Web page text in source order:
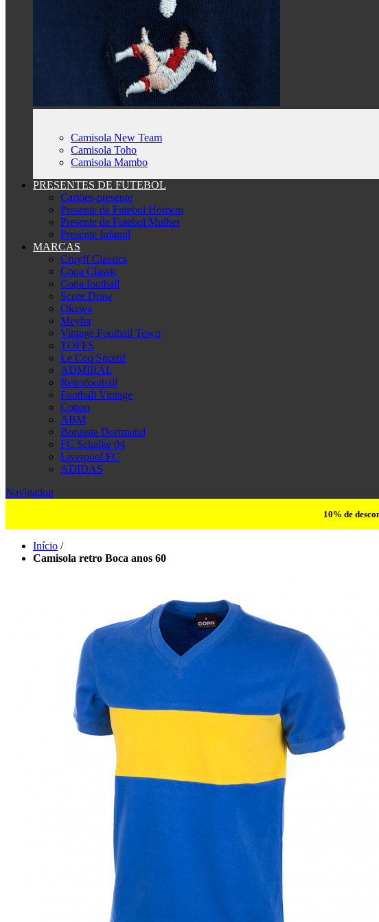
Camisola New Team
Camisola Toho
Camisola Mambo
PRESENTES DE FUTEBOL
Cartões-presente
Presente de Futebol Homem
Presente de Futebol Mulher
Presente Infantil
MARCAS
Cruyff Classics
Copa Classic
Copa football
Score Draw
Okawa
Meyba
Vintage Football Town
TOFFS
Le Coq Sportif
ADMIRAL
Retrofootball
Football Vintage
Cotton
ABM
Borussia Dortmund
FC Schalke 04
Liverpool FC
ADIDAS
Navigation
10% de
Início /
Camisola retro Boca anos 60